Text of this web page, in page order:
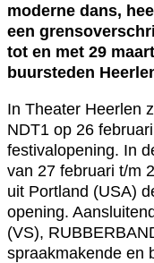
moderne dans,
een
tot en met 29
buursteden
In Theater Heerlen
NDT1 op 26
festivalopening. In
van 27 februari t/m
uit Portland (USA)
opening.
(VS),
spraakmakende en